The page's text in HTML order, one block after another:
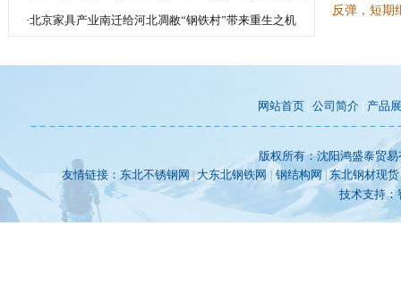
·北京家具产业南迁给河北凋敝“钢铁村”带来重生之机
反弹，短期
网站首页 | 公司简介 | 产品
版权所有：沈阳鸿盛泰贸
友情链接： 东北不锈钢网|大东北钢铁网 钢结构网| 东北钢材现货
技术支持：